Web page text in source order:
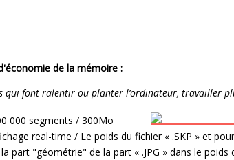
de la mémoire :
qui font ralentir ou planter l’ordinateur, travailler
000 segments / 300Mo
real-time / Le poids du fichier « .SKP » et
part "géométrie" de la part « .JPG » dans le poids